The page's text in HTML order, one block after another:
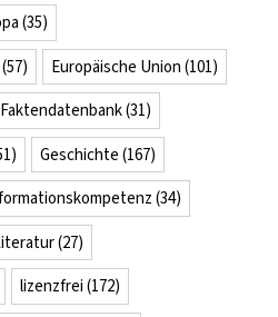
(35)
(57) Europäische Union (101)
Faktendatenbank(31)
Geschichte (167)
(34)
(27)
lizenzfrei (172)